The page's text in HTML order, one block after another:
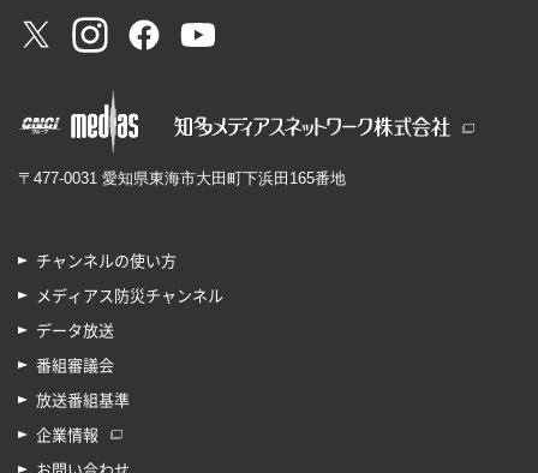
〒477-0031 愛知県東海市大田町下浜田165番地
チャンネルの使い方
メディアス防災チャンネル
データ放送
番組審議会
放送番組基準
企業情報
お問い合わせ